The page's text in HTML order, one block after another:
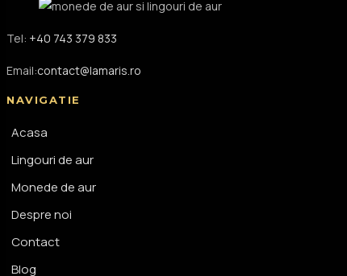
Tel: +40 743 379 833
Email:contact@lamaris.ro
NAVIGATIE
Acasa
Lingouri de aur
Monede de aur
Despre noi
Contact
Blog